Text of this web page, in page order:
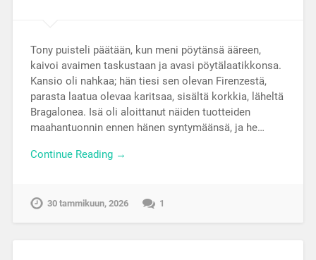
Tony puisteli päätään, kun meni pöytänsä ääreen,
kaivoi avaimen taskustaan ja avasi pöytälaatikkonsa.
Kansio oli nahkaa; hän tiesi sen olevan Firenzestä,
parasta laatua olevaa karitsaa, sisältä korkkia, läheltä
Bragalonea. Isä oli aloittanut näiden tuotteiden
maahantuonnin ennen hänen syntymäänsä, ja he…
Continue Reading →
30 tammikuun, 2026 1